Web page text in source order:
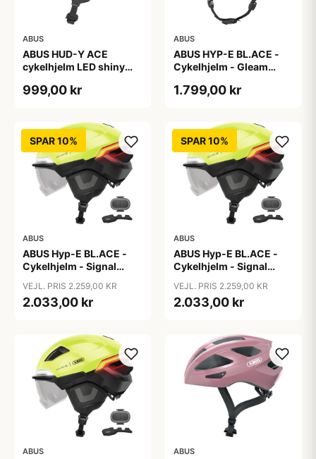
ABUS
ABUS HUD-Y ACE
cykelhjelm LED shiny
999,00 kr
ABUS
ABUS HYP-E BL.ACE -
Cykelhjelm - Gleam
1.799,00 kr
SPAR 10%
ABUS
ABUS Hyp-E BL.ACE -
Cykelhjelm - Signal
VEJL. PRIS 2.259,00 KR
2.033,00 kr
SPAR 10%
ABUS
ABUS Hyp-E BL.ACE -
Cykelhjelm - Signal
cm
VEJL. PRIS 2.259,00 KR
2.033,00 kr
ABUS ABUS